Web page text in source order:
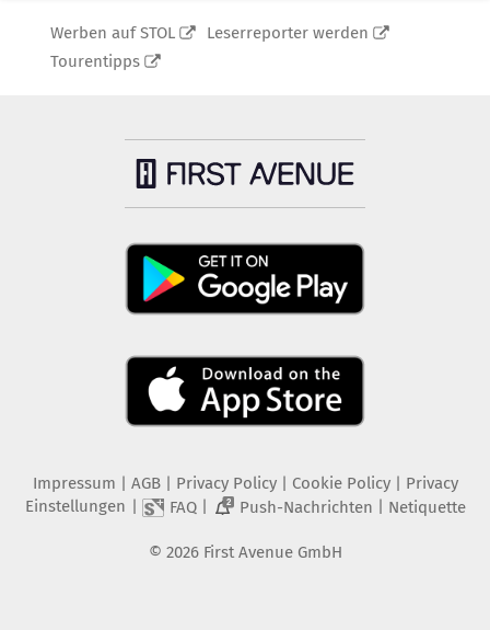
Werben auf STOL
Leserreporter werden
Tourentipps
Impressum AGB Privacy Policy| Cookie Policy| Privacy
Einstellungen
FAQ| 2 Push-Nachrichten Netiquette
© 2026 First Avenue GmbH